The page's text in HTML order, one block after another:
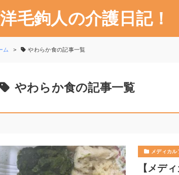
毛鉤人の介護日記！
ム やわらか食の記事一覧
やわらか食の記事一覧
メディカ
【メデ